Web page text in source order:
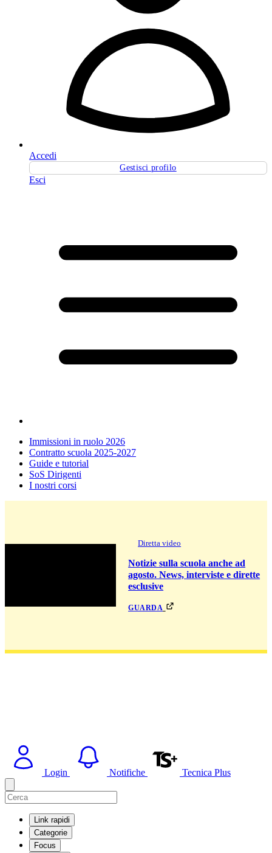
Accedi
Gestisci profilo
Esci
Immissioni in ruolo 2026
Contratto scuola 2025-2027
Guide e tutorial
SoS Dirigenti
I nostri corsi
Diretta video
Notizie sulla scuola anche ad
agosto. News, interviste e dirette
esclusive
guarda
Login Notifiche Tecnica Plus
Link rapidi
Categorie
Focus